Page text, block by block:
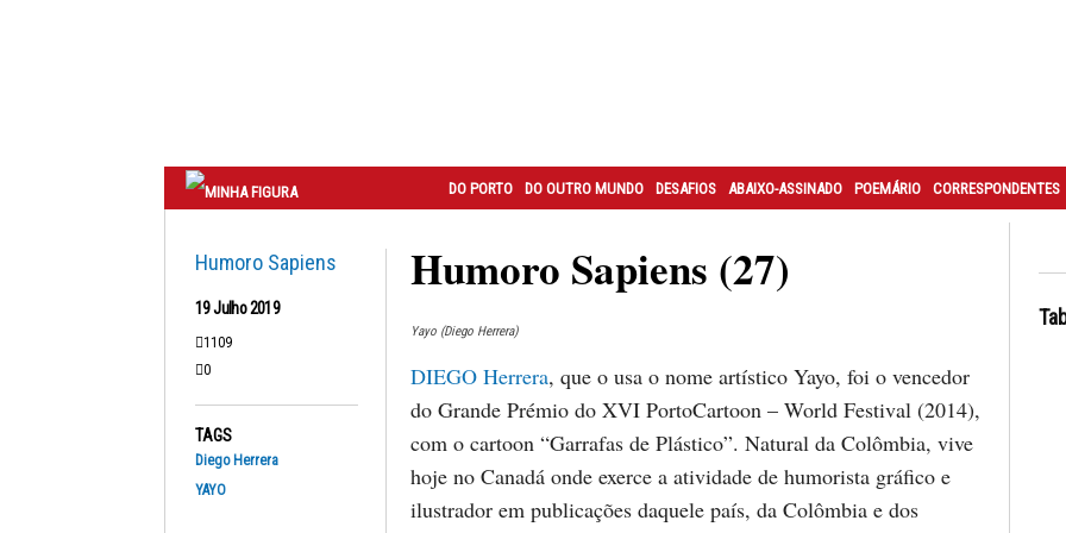
DO PORTO DO OUTRO MUNDO DESAFIOS ABAIXO-ASSINADO POEMÁRIO CORRESPONDENTES
Humoro Sapiens
19 Julho 2019
1109
0
TAGS
Diego Herrera
YAYO
Humoro Sapiens (27)
Yayo (Diego Herrera)
DIEGO Herrera, que o usa o nome artístico Yayo, foi o vencedor
do Grande Prémio do XVI PortoCartoon – World Festival (2014),
com o cartoon “Garrafas de Plástico”. Natural da Colômbia, vive
hoje no Canadá onde exerce a atividade de humorista gráfico e
ilustrador em publicações daquele país, da Colômbia e dos